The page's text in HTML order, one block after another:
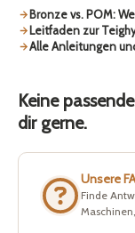
Bronze vs. POM:
Leitfaden zur
Alle Anleitungen
Keine
dir gerne.
Unsere
Finde